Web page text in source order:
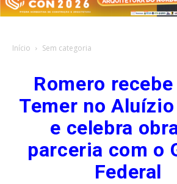
Início Sem categoria
Romero
Temer no
e celebra
parceria com o
Federal